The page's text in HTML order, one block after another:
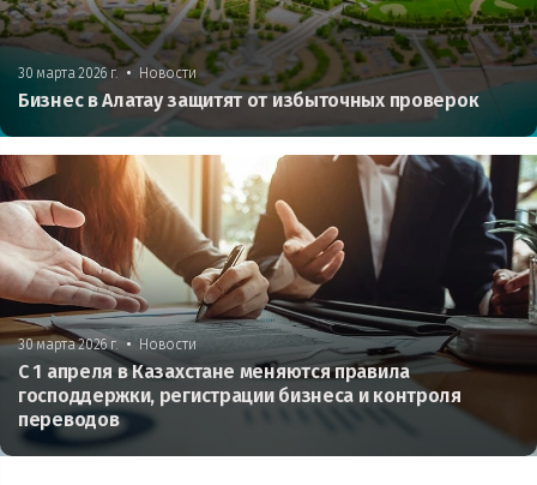
30 марта 2026 г. • Новости
Бизнес в Алатау защитят от избыточных проверок
30 марта 2026 г. • Новости
С 1 апреля в Казахстане меняются правила
господдержки, регистрации бизнеса и контроля
переводов